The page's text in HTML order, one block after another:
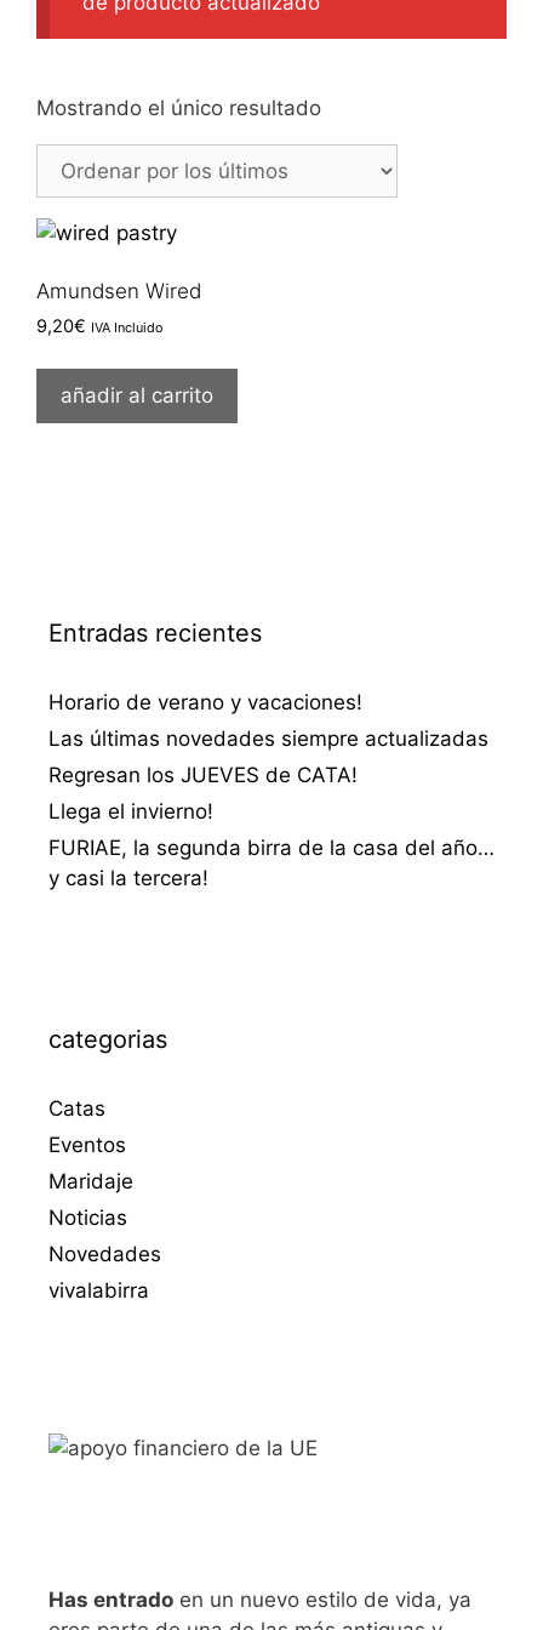
Mostrando el único resultado
Amundsen Wired
9,20€ IVA Incluido
añadir al carrito
Entradas recientes
Horario de verano y vacaciones!
Las últimas novedades siempre actualizadas
Regresan los JUEVES de CATA!
Llega el invierno!
FURIAE, la segunda birra de la casa del año…
y casi la tercera!
categorias
Catas
Eventos
Maridaje
Noticias
Novedades
vivalabirra
Has entrado en un nuevo estilo de vida, ya